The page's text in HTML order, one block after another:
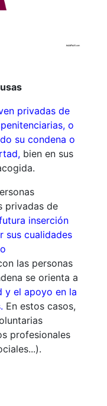
privadas de
o
su condena o
bien en sus
privadas de
inserción
sus cualidades
las personas
se orienta a
y el apoyo en la
En estos casos,
profesionales